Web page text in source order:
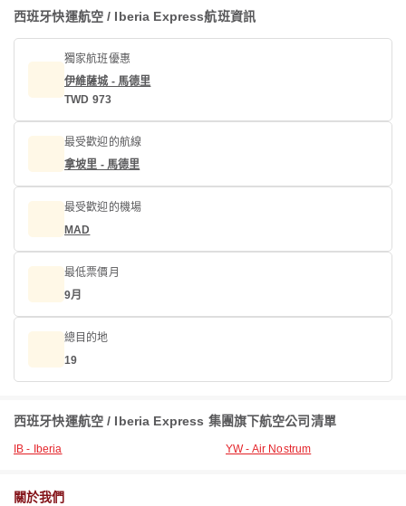
西班牙快運航空 / Iberia Express航班資訊
獨家航班優惠
伊維薩城 - 馬德里
TWD 973
最受歡迎的航線
拿坡里 - 馬德里
最受歡迎的機場
MAD
最低票價月
9月
總目的地
19
西班牙快運航空 / Iberia Express 集團旗下航空公司清單
IB - Iberia YW - Air Nostrum
關於我們